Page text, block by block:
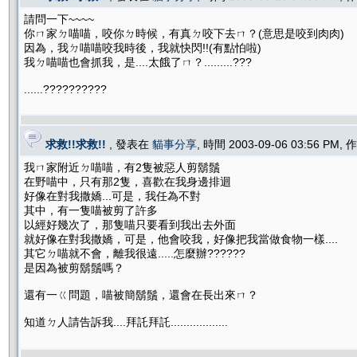
請問一下~~~~
你ㄇ家ㄉ喵喵，咬你ㄉ時候，有真ㄉ咬下去ㄇ？(意思是咬到肉肉)
因為，我ㄉ喵喵咬我時後，我就快閃!!(有點怕啦)
我ㄉ喵喵也會抓我，是....太餓了ㄇ？.........???
......??????????
求救!!求救!! , 發表在 貓事分享 , 時間 2003-09-06 03:56 PM,
我ㄇ家附近ㄉ喵喵，有2隻被惡人剪鬍鬚
在野喵中，只有那2隻，喜歡在我身邊排迴
好像在對我撒嬌...可是，我任為不對
其中，有一隻喵被剪了許多
以經好幾次了，那隻喵只要看到我出去外面
就好像在對我撒嬌，可是，他會咬我，好像把我當做食物一樣....
其它ㄉ喵就不會，離我很遠.....怎麼辦??????
是因為被剪鬍鬚嗎？
還有一ㄍ問題，喵被簡鬍鬚，還會在長出來ㄇ？
知道ㄉ人請告訴我....拜託拜託..................